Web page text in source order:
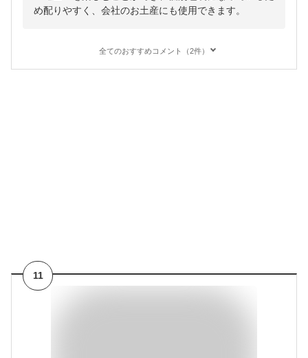
め配りやすく、会社のお土産にも使用できます。
全てのおすすめコメント（2件）
11